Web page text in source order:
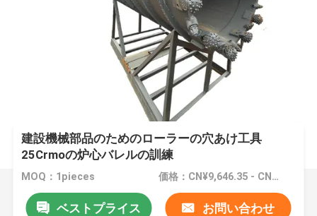
建設機械部品のためのローラーの穴あけ工具
25Crmoの炉心バレルの訓練
MOQ：1pieces 価格：CN¥9,646.35 - CN¥96,463.50/ Piece|1 Piece/Pieces
ベストプライス お問い合わせ